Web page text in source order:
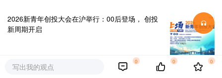
2026新青年创投大会在沪举行：00后登场， 创投
新周期开启
写出我的观点
0 0 0